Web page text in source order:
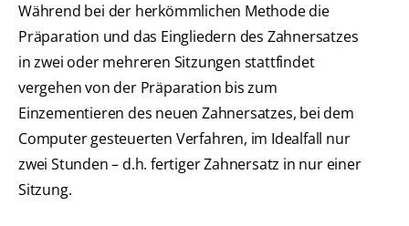
Während bei der herkömmlichen Methode die
Präparation und das Eingliedern des Zahnersatzes
in zwei oder mehreren Sitzungen stattfindet
vergehen von der Präparation bis zum
Einzementieren des neuen Zahnersatzes, bei dem
Computer gesteuerten Verfahren, im Idealfall nur
zwei Stunden – d.h. fertiger Zahnersatz in nur einer
Sitzung.